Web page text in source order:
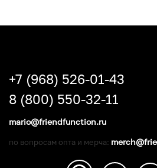
+7 (968) 526-01-43
8 (800) 550-32-11
mario@friendfunction.ru
по вопросам опта и мерча: